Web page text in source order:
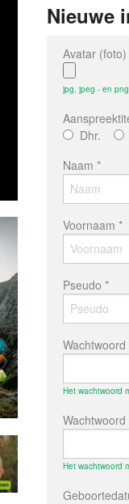
Nieuwe
Avatar (foto)
jpg, jpeg - en
Dhr.
Naam *
Voornaam *
Pseudo *
Wachtwoord
Het wachtwoord
Het wachtwoord